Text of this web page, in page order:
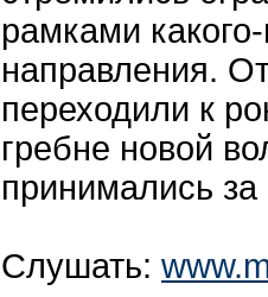
рамками
направления.
переходили к
гребне новой
принимались за
Слушать: